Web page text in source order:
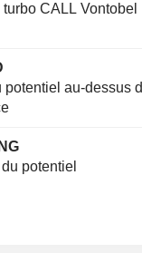
CALL Vontobel
potentiel au-dessus
potentiel